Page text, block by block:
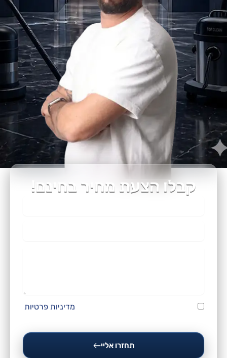
קבלו הצעת מחיר בחינם!
קראתי ואני מסכים/ה לתנאי השימוש
מדיניות פרטיות
תחזרו אליי